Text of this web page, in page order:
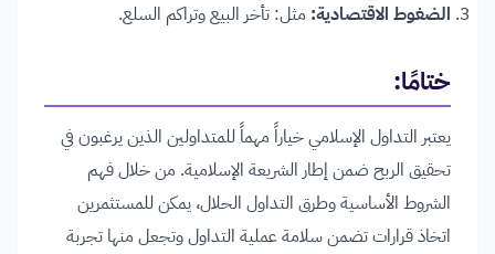
الضغوط الاقتصادية: مثل: تأخر البيع وتراكم السلع.
ختامًا:
يعتبر التداول الإسلامي خياراً مهماً للمتداولين الذين يرغبون في
تحقيق الربح ضمن إطار الشريعة الإسلامية. من خلال فهم
الشروط الأساسية وطرق التداول الحلال، يمكن للمستثمرين
اتخاذ قرارات تضمن سلامة عملية التداول وتجعل منها تجربة